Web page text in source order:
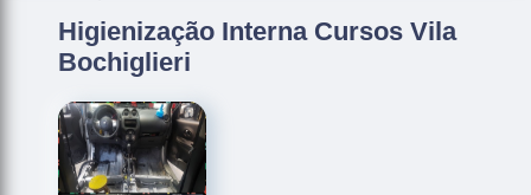
Higienização Interna Cursos Vila
Bochiglieri